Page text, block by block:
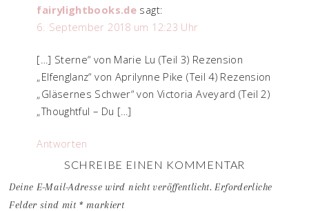
fairylightbooks.de sagt:
6. September 2018 um 12:23 Uhr
[…] Sterne“ von Marie Lu (Teil 3) Rezension
„Elfenglanz“ von Aprilynne Pike (Teil 4) Rezension
„Gläsernes Schwer“ von Victoria Aveyard (Teil 2)
„Thoughtful – Du […]
Antworten
SCHREIBE EINEN KOMMENTAR
Deine E-Mail-Adresse wird nicht veröffentlicht. Erforderliche
Felder sind mit *markiert